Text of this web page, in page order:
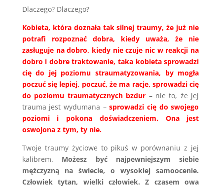
Dlaczego? Dlaczego?
Kobieta, która doznała tak silnej traumy, że już nie
potrafi rozpoznać dobra, kiedy uważa, że nie
zasługuje na dobro, kiedy nie czuje nic w reakcji na
dobro i dobre traktowanie, taka kobieta sprowadzi
cię do jej poziomu straumatyzowania, by mogła
poczuć się lepiej, poczuć, że ma racje, sprowadzi cię
do poziomu traumatycznych bzdur – nie to, że jej
trauma jest wydumana –sprowadzi cię do swojego
poziomi i pokona doświadczeniem. Ona jest
oswojona z tym, ty nie.
Twoje traumy życiowe to pikuś w porównaniu z jej
kalibrem. Możesz być najpewniejszym siebie
mężczyzną na świecie, o wysokiej samoocenie.
Człowiek tytan, wielki człowiek. Z czasem owa